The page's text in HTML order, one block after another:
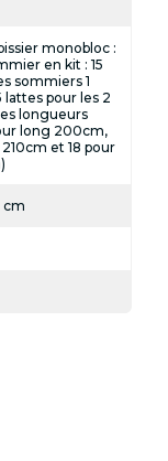
monobloc :
en kit : 15
sommiers 1
lattes pour les 2
longueurs
long 200cm,
et 18 pour
cm